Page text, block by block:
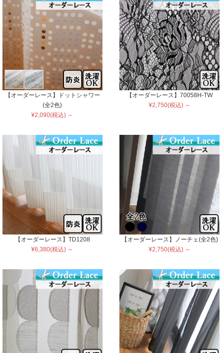
【オーダーレース】ドットシャワー
(全2色)
¥2,090(税込) ～
【オーダーレース】70058H-TW
¥2,750(税込) ～
【オーダーレース】TD1208
¥6,380(税込) ～
【オーダーレース】ノーチェ(全2色)
¥2,750(税込) ～